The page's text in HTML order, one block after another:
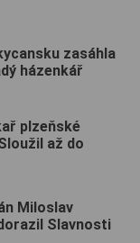
zasáhla
házenkář
plzeňské
až do
Miloslav
Slavnosti